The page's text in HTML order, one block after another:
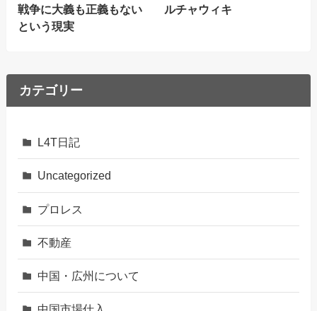
戦争に大義も正義もない
という現実
ルチャウィキ
カテゴリー
L4T日記
Uncategorized
プロレス
不動産
中国・広州について